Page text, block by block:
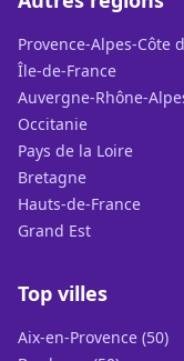
Provence-Alpes-Côte
Île-de-France
Auvergne-Rhône-
Occitanie
Pays de la Loire
Bretagne
Hauts-de-France
Grand Est
Top villes
Aix-en-Provence (50)